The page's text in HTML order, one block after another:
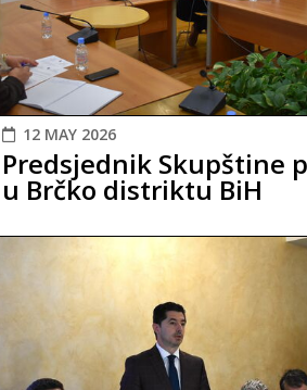
12 MAY 2026
Predsjednik Skupštine
u Brčko distriktu BiH